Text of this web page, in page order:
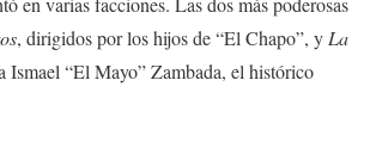
, dirigidos por los hijos de “El Chapo”, y La
Ismael “El Mayo” Zambada, el histórico